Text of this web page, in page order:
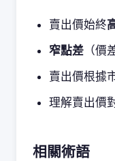
賣出價始終
窄點差 （價
賣出價根據
理解賣出價
相關術語